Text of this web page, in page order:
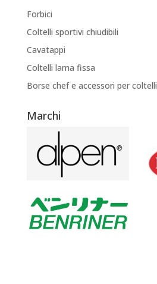
Forbici
Coltelli sportivi chiudibili
Cavatappi
Coltelli lama fissa
Borse chef e accessori per coltelli
Marchi